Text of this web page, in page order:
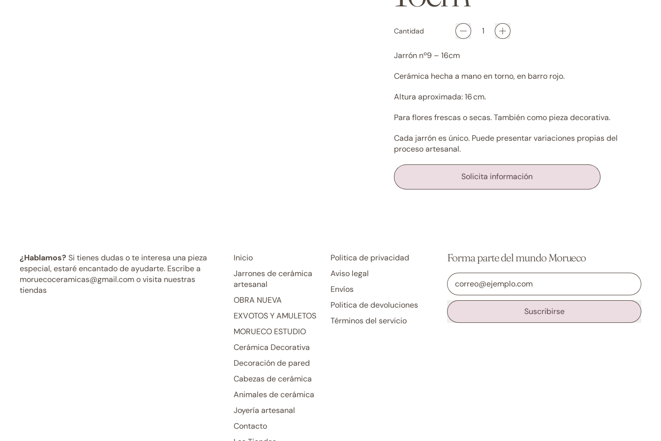
Cantidad
Jarrón nº9 – 16cm
Cerámica hecha a mano en torno, en barro rojo.
Altura aproximada: 16 cm.
Para flores frescas o secas. También como pieza decorativa.
Cada jarrón es único. Puede presentar variaciones propias del
proceso artesanal.
Solicita información
¿Hablamos? Si tienes dudas o te interesa una pieza
especial, estaré encantado de ayudarte. Escribe a
moruecoceramicas@gmail.com o visita nuestras
tiendas
Inicio
Jarrones de cerámica
artesanal
OBRA NUEVA
EXVOTOS Y AMULETOS
MORUECO ESTUDIO
Cerámica Decorativa
Decoración de pared
Cabezas de cerámica
Animales de cerámica
Joyería artesanal
Contacto
Politica de privacidad
Aviso legal
Envíos
Politica de devoluciones
Términos del servicio
Forma parte del mundo Morueco
Dirección de correo electrónico
Suscribirse